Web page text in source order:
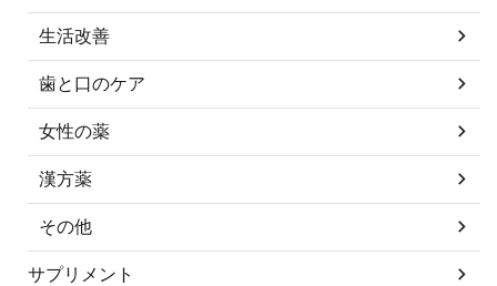
生活改善
歯と口のケア
女性の薬
漢方薬
その他
サプリメント